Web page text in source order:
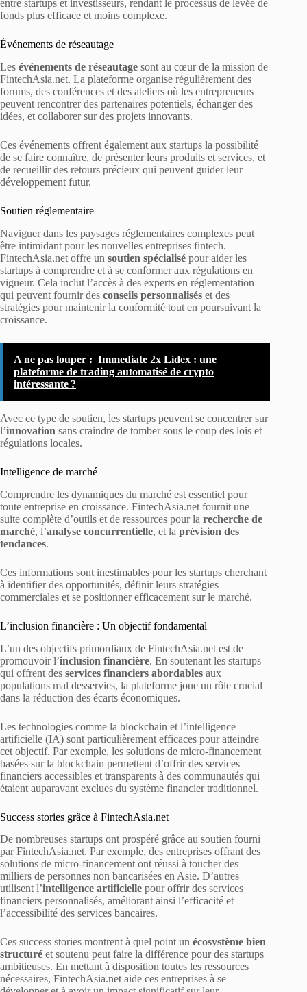
entre startups et investisseurs, rendant le processus de levée de
fonds plus efficace et moins complexe.
Événements de réseautage
Les événements de réseautage sont au cœur de la mission de
FintechAsia.net. La plateforme organise régulièrement des
forums, des conférences et des ateliers où les entrepreneurs
peuvent rencontrer des partenaires potentiels, échanger des
idées, et collaborer sur des projets innovants.
Ces événements offrent également aux startups la possibilité
de se faire connaître, de présenter leurs produits et services, et
de recueillir des retours précieux qui peuvent guider leur
développement futur.
Soutien réglementaire
Naviguer dans les paysages réglementaires complexes peut
être intimidant pour les nouvelles entreprises fintech.
FintechAsia.net offre un soutien spécialisé pour aider les
startups à comprendre et à se conformer aux régulations en
vigueur. Cela inclut l’accès à des experts en réglementation
qui peuvent fournir des conseils personnalisés et des
stratégies pour maintenir la conformité tout en poursuivant la
croissance.
A ne pas louper : Immediate 2x Lidex : une
plateforme de trading automatisé de crypto
intéressante ?
Avec ce type de soutien, les startups peuvent se concentrer sur
l’innovation sans craindre de tomber sous le coup des lois et
régulations locales.
Intelligence de marché
Comprendre les dynamiques du marché est essentiel pour
toute entreprise en croissance. FintechAsia.net fournit une
suite complète d’outils et de ressources pour la recherche de
marché, l’analyse concurrentielle, et la prévision des
tendances.
Ces informations sont inestimables pour les startups cherchant
à identifier des opportunités, définir leurs stratégies
commerciales et se positionner efficacement sur le marché.
L’inclusion financière : Un objectif fondamental
L’un des objectifs primordiaux de FintechAsia.net est de
promouvoir l’inclusion financière. En soutenant les startups
qui offrent des services financiers abordables aux
populations mal desservies, la plateforme joue un rôle crucial
dans la réduction des écarts économiques.
Les technologies comme la blockchain et l’intelligence
artificielle (IA) sont particulièrement efficaces pour atteindre
cet objectif. Par exemple, les solutions de micro-financement
basées sur la blockchain permettent d’offrir des services
financiers accessibles et transparents à des communautés qui
étaient auparavant exclues du système financier traditionnel.
Success stories grâce à FintechAsia.net
De nombreuses startups ont prospéré grâce au soutien fourni
par FintechAsia.net. Par exemple, des entreprises offrant des
solutions de micro-financement ont réussi à toucher des
milliers de personnes non bancarisées en Asie. D’autres
utilisent l’intelligence artificielle pour offrir des services
financiers personnalisés, améliorant ainsi l’efficacité et
l’accessibilité des services bancaires.
Ces success stories montrent à quel point un écosystème bien
structuré et soutenu peut faire la différence pour des startups
ambitieuses. En mettant à disposition toutes les ressources
nécessaires, FintechAsia.net aide ces entreprises à se